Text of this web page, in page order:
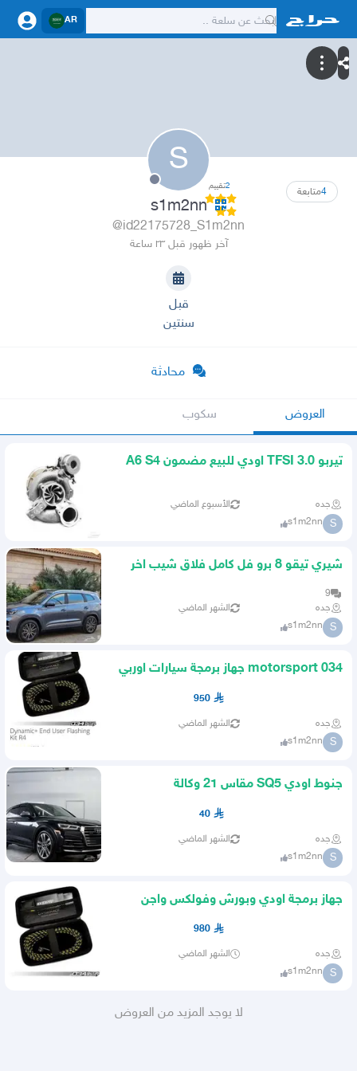
AR
S
4متابعة 2تقييم
s1m2nn
@id22175728_S1m2nn
آخر ظهور قبل ٢٣ ساعة
قبل
سنتين
محادثة
العروض سكوب
تيربو 3.0 TFSI اودي للبيع مضمون A6 S4
جده الأسبوع الماضي
S
s1m2nn
شيري تيقو 8 برو فل كامل فلاق شيب اخر
9
جده
الشهر الماضي
S
s1m2nn
034 motorsport جهاز برمجة سيارات اوربي
950
جده الشهر الماضي
S
s1m2nn
جنوط اودي SQ5 مقاس 21 وكالة
40
جده الشهر الماضي
S
s1m2nn
جهاز برمجة اودي وبورش وفولكس واجن
980
جده الشهر الماضي
S
s1m2nn
لا يوجد المزيد من العروض